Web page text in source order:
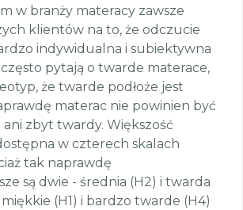
w branży materacy zawsze
klientów na to, że odczucie
indywidualna i subiektywna
pytają o twarde materace,
że twarde podłoże jest
materac nie powinien być
zbyt twardy. Większość
w czterech skalach
tak naprawdę
są dwie - średnia (H2) i twarda
(H1) i bardzo twarde (H4)